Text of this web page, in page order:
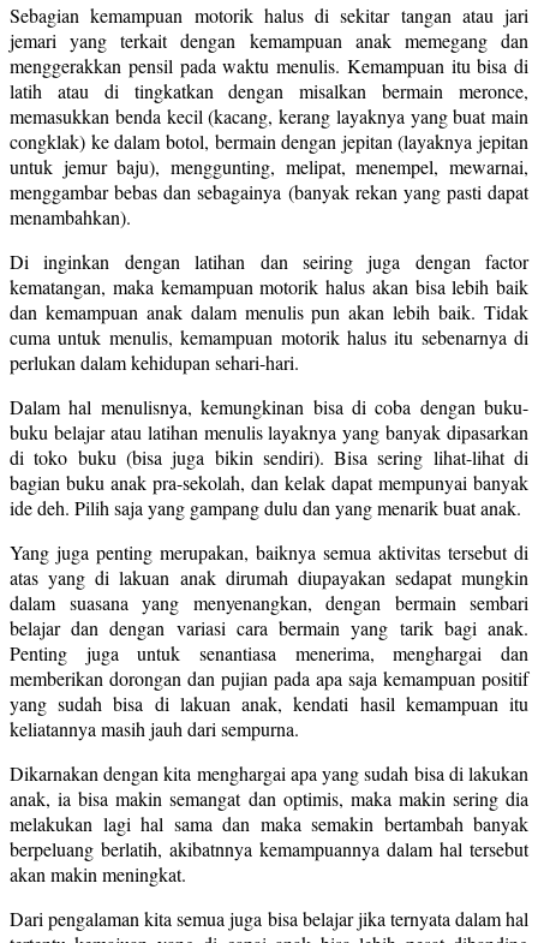
Sebagian kemampuan motorik halus di sekitar tangan atau jari
jemari yang terkait dengan kemampuan anak memegang dan
menggerakkan pensil pada waktu menulis. Kemampuan itu bisa di
latih atau di tingkatkan dengan misalkan bermain meronce,
memasukkan benda kecil (kacang, kerang layaknya yang buat main
congklak) ke dalam botol, bermain dengan jepitan (layaknya jepitan
untuk jemur baju), menggunting, melipat, menempel, mewarnai,
menggambar bebas dan sebagainya (banyak rekan yang pasti dapat
menambahkan).
Di inginkan dengan latihan dan seiring juga dengan factor
kematangan, maka kemampuan motorik halus akan bisa lebih baik
dan kemampuan anak dalam menulis pun akan lebih baik. Tidak
cuma untuk menulis, kemampuan motorik halus itu sebenarnya di
perlukan dalam kehidupan sehari-hari.
Dalam hal menulisnya, kemungkinan bisa di coba dengan buku-
buku belajar atau latihan menulis layaknya yang banyak dipasarkan
di toko buku (bisa juga bikin sendiri). Bisa sering lihat-lihat di
bagian buku anak pra-sekolah, dan kelak dapat mempunyai banyak
ide deh. Pilih saja yang gampang dulu dan yang menarik buat anak.
Yang juga penting merupakan, baiknya semua aktivitas tersebut di
atas yang di lakuan anak dirumah diupayakan sedapat mungkin
dalam suasana yang menyenangkan, dengan bermain sembari
belajar dan dengan variasi cara bermain yang tarik bagi anak.
Penting juga untuk senantiasa menerima, menghargai dan
memberikan dorongan dan pujian pada apa saja kemampuan positif
yang sudah bisa di lakuan anak, kendati hasil kemampuan itu
keliatannya masih jauh dari sempurna.
Dikarnakan dengan kita menghargai apa yang sudah bisa di lakukan
anak, ia bisa makin semangat dan optimis, maka makin sering dia
melakukan lagi hal sama dan maka semakin bertambah banyak
berpeluang berlatih, akibatnnya kemampuannya dalam hal tersebut
akan makin meningkat.
Dari pengalaman kita semua juga bisa belajar jika ternyata dalam hal